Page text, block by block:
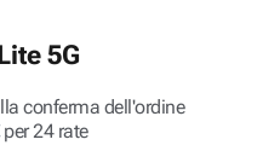
5G
conferma dell'ordine
per 24 rate